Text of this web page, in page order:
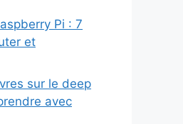
Pi : 7
et
sur le deep
avec